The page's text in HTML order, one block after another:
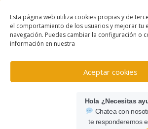
Esta página web utiliza cookies propias y de
el comportamiento de los usuarios y mejorar tu
navegación. Puedes cambiar la configuración o
información en nuestra
Aceptar cookies
Ver preferencias
Política de privacidad
Política de cookies
Hola ¿Necesitas
Chatea con
te responderemos